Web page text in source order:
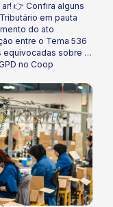
do ato
entre o Tema 536
equivocadas sobre o
fraudes digitais,
ilegais no